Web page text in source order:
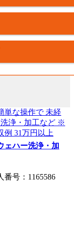
ェハー洗浄・加
号：1165586